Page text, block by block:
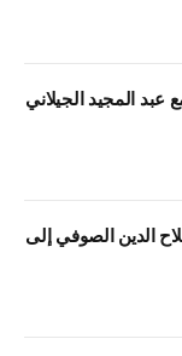
عبد المجيد الجيلاني
الدين الصوفي إلى